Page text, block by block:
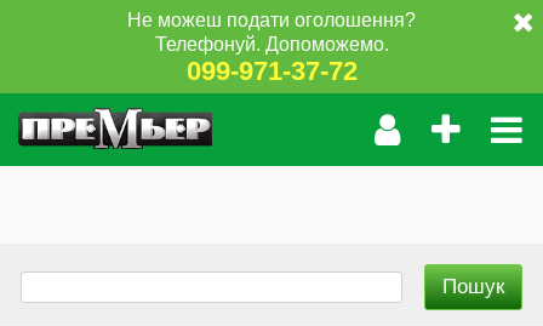
Не можеш подати оголошення?
Телефонуй. Допоможемо.
099-971-37-72